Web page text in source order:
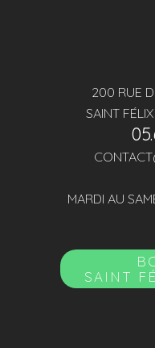
200 RUE
SAINT
MARDI AU
SAINT